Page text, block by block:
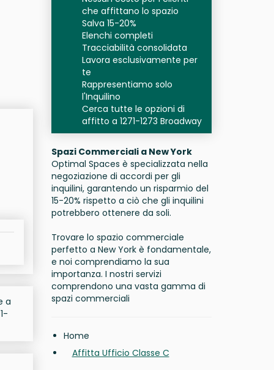
a
che affittano lo spazio
Salva 15-20%
Elenchi completi
Tracciabilità consolidata
Lavora esclusivamente per
te
Rappresentiamo solo
l'Inquilino
Cerca tutte le opzioni di
affitto a 1271-1273 Broadway
Spazi Commerciali a New York
Optimal Spaces è specializzata nella
negoziazione di accordi per gli
inquilini, garantendo un risparmio del
15-20% rispetto a ciò che gli inquilini
potrebbero ottenere da soli.
Trovare lo spazio commerciale
perfetto a New York è fondamentale,
e noi comprendiamo la sua
importanza. I nostri servizi
comprendono una vasta gamma di
spazi commerciali
Home
Affitta Ufficio Classe C